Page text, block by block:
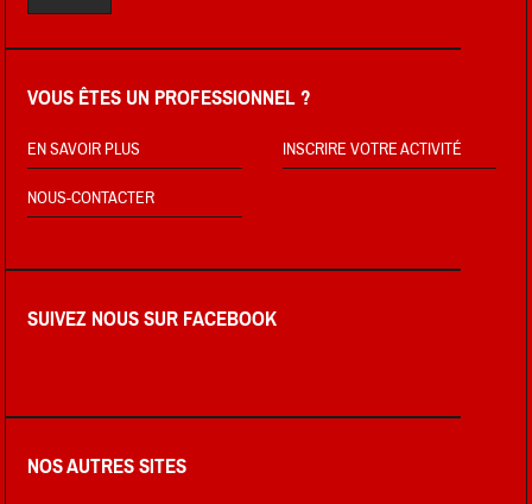
VOUS ÊTES UN PROFESSIONNEL ?
EN SAVOIR PLUS INSCRIRE VOTRE ACTIVITÉ
NOUS-CONTACTER
SUIVEZ NOUS SUR FACEBOOK
NOS AUTRES SITES